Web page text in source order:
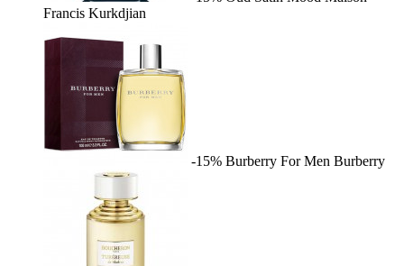
Francis Kurkdjian
-15% Burberry For Men Burberry